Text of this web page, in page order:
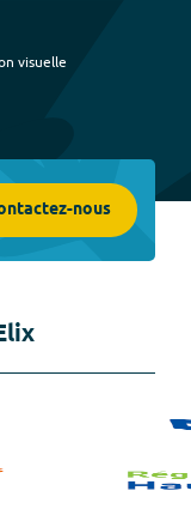
visuelle
nous